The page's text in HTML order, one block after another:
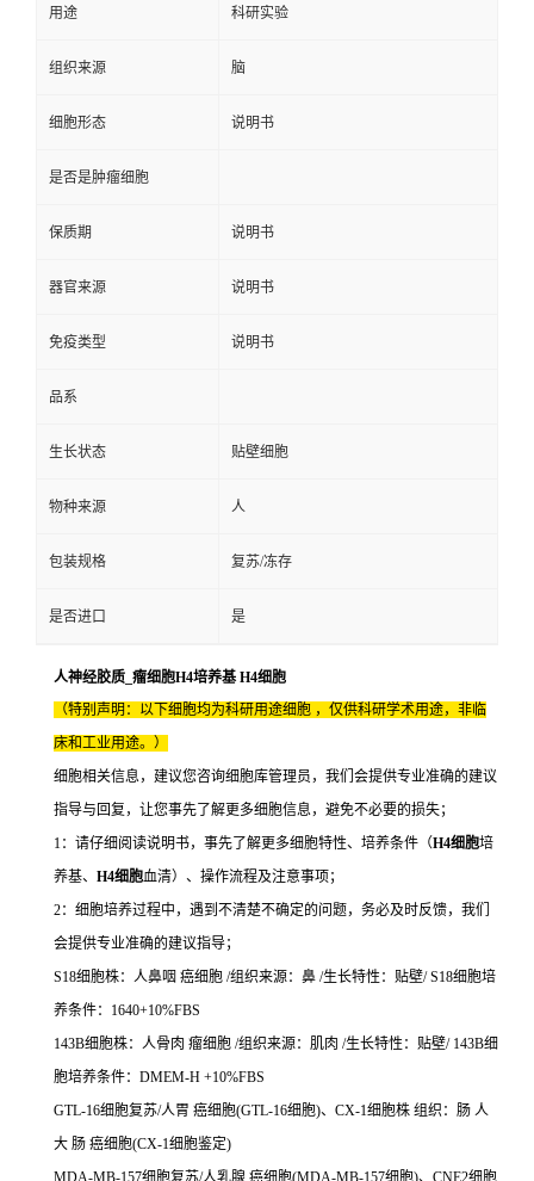
用途 科研实验
组织来源 脑
细胞形态 说明书
是否是肿瘤细胞
保质期 说明书
器官来源 说明书
免疫类型 说明书
品系
生长状态 贴壁细胞
物种来源 人
包装规格 复苏/冻存
是否进口 是
人神经胶质_瘤细胞H4培养基 H4细胞
（特别声明：以下细胞均为科研用途细胞 ，仅供科研学术用途，非临
床和工业用途。）
细胞相关信息，建议您咨询细胞库管理员，我们会提供专业准确的建议
指导与回复，让您事先了解更多细胞信息，避免不必要的损失；
1：请仔细阅读说明书，事先了解更多细胞特性、培养条件（H4细胞培
养基、 H4细胞血清）、操作流程及注意事项；
2：细胞培养过程中，遇到不清楚不确定的问题，务必及时反馈，我们
会提供专业准确的建议指导；
S18细胞株：人鼻咽 癌细胞 /组织来源：鼻 /生长特性：贴壁/ S18细胞培
养条件：1640+10%FBS
143B细胞株：人骨肉 瘤细胞 /组织来源：肌肉 /生长特性：贴壁/ 143B细
胞培养条件：DMEM-H +10%FBS
GTL-16细胞复苏/人胃 癌细胞(GTL-16细胞)、CX-1细胞株 组织：肠 人
大 肠 癌细胞(CX-1细胞鉴定)
MDA-MB-157细胞复苏/人乳腺 癌细胞(MDA-MB-157细胞)、CNE2细胞